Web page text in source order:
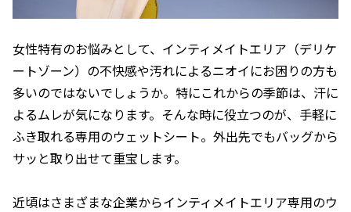
女性特有のお悩みとして、インティメイトエリア（デリケ
ートゾーン）の不快感や汚れによるニオイにお困りの方も
多いのではないでしょうか。特にこれからの季節は、汗に
よるムレが気になります。そんな時に役立つのが、手軽に
ふき取れる専用のウェットシート。外出先でもバッグから
サッと取り出せて重宝します。
近頃はさまざまな企業からインティメイトエリア専用のウ